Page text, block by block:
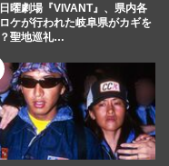
曜劇場『VIVANT』、県内各
ケが行われた岐阜県がカギを
聖地巡礼…